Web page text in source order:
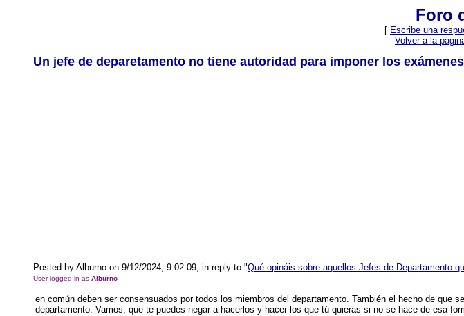
Foro
[ Escribe una
Volver a la
Un jefe de deparetamento no tiene autoridad para imponer los
Posted by Alburno on 9/12/2024, 9:02:09, in reply to "Qué opináis sobre aquellos Jefes de Departamento
User logged in as Alburno
en común deben ser consensuados por todos los miembros del departamento. También el hecho de que
departamento. Vamos, que te puedes negar a hacerlos y hacer los que tú quieras si no se hace de esa